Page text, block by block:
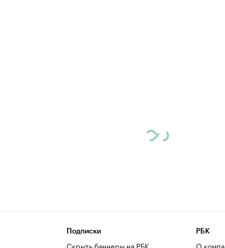
Подписки
Скрыть баннеры на РБК
РБК
О